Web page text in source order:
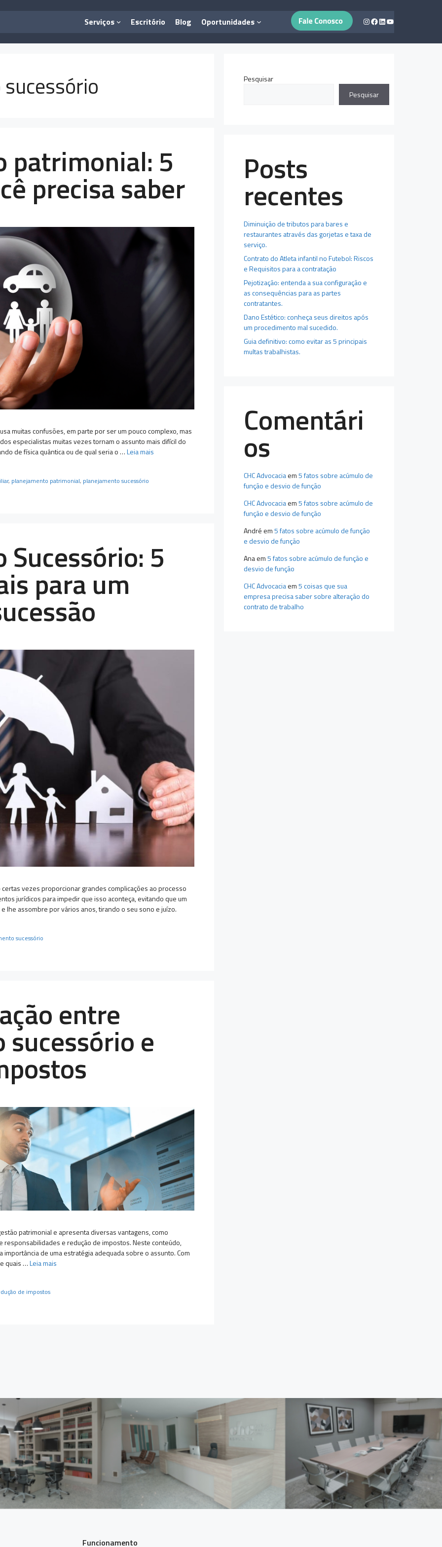
Serviços Escritório Blog Oportunidades Instagram
Facebook
LinkedIn
Youtube
patrimonial: 5
precisa saber
muitas confusões, em parte por ser um pouco complexo, mas
especialistas muitas vezes tornam o assunto mais difícil do
de física quântica ou de qual seria o …Leia mais
, planejamento patrimonial, planejamento sucessório
5
para um
vezes proporcionar grandes complicações ao processo
jurídicos para impedir que isso aconteça, evitando que um
lhe assombre por vários anos, tirando o seu sono e juízo.
sucessório
entre
e
patrimonial e apresenta diversas vantagens, como
e redução de impostos. Neste conteúdo,
de uma estratégia adequada sobre o assunto. Com
quais …Leia mais
de impostos
Pesquisar
Pesquisar
Posts
recentes
Diminuição de tributos para bares e
restaurantes através das gorjetas e taxa de
serviço.
Contrato do Atleta infantil no Futebol: Riscos
e Requisitos para a contratação
Pejotização: entenda a sua configuração e
as consequências para as partes
contratantes.
Dano Estético: conheça seus direitos após
um procedimento mal sucedido.
Guia definitivo: como evitar as 5 principais
multas trabalhistas.
Comentári
os
CHC Advocaciaem5 fatos sobre acúmulo de
função e desvio de função
CHC Advocaciaem5 fatos sobre acúmulo de
função e desvio de função
André em5 fatos sobre acúmulo de função
e desvio de função
Anaem5 fatos sobre acúmulo de função e
desvio de função
CHC Advocaciaem5 coisas que sua
empresa precisa saber sobre alteração do
contrato de trabalho
Funcionamento